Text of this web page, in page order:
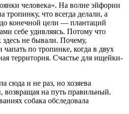
человека». На волне эйфории
что всегда делали, а
конечной цели — плантаций
себе удивляясь. Потому что
здесь не бывали. Почему,
по тропинке, когда в двух
территория. Счастье для ищейки-
сюда и не раз, но хозяева
возвращая на путь правильный.
собака обследовала